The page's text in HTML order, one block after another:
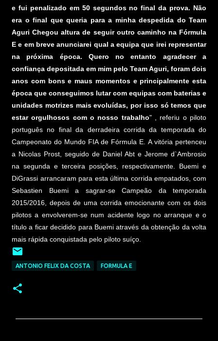
e fui penalizado em 50 segundos no final da prova. Não
era o final que queria para a minha despedida do Team
Aguri Chegou altura de seguir outro caminho na Fórmula
E e em breve anunciarei qual a equipa que irei representar
na próxima época. Quero no entanto agradecer a
confiança depositada em mim pelo Team Aguri, foram dois
anos com bons e maus momentos e principalmente esta
época que conseguimos lutar com equipas com baterias e
unidades motrizes mais evoluídas, por isso só temos que
estar orgulhosos com o nosso trabalho" , referiu o piloto
português no final da derradeira corrida da temporada do
Campeonato do Mundo FIA de Fórmula E. A vitória pertenceu
a Nicolas Prost, seguido de Daniel Abt e Jerome d`Ambrosio
na segunda e terceira posições, respectivamente. Buemi e
DiGrassi arrancaram para esta última corrida empatados, com
Sebastien Buemi a sagrar-se Campeão da temporada
2015/2016, depois de uma corrida emocionante com os dois
pilotos a envolverem-se num acidente logo no arranque e o
título a ficar decidido para Buemi através da obtenção da volta
mais rápida conquistada pelo piloto suíço.
ANTONIO FELIX DA COSTA FORMULA E